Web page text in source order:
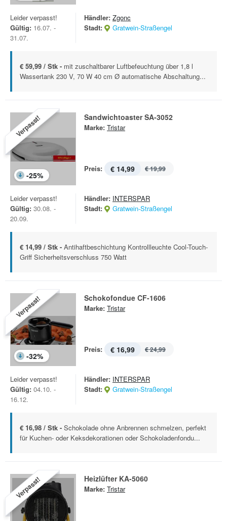
Leider verpasst!
Gültig: 16.07. -
31.07.
Händler: Zgonc
Stadt:
Gratwein-Straßengel
€ 59,99 / Stk - mit zuschaltbarer Luftbefeuchtung über 1,8 l
Wassertank 230 V, 70 W 40 cm Ø automatische Abschaltung...
Verpasst!
-25%
Sandwichtoaster SA-3052
Marke: Tristar
Preis: € 14,99 € 19,99
Leider verpasst!
Gültig: 30.08. -
20.09.
Händler: INTERSPAR
Stadt:
Gratwein-Straßengel
€ 14,99 / Stk - Antihaftbeschichtung Kontrollleuchte Cool-Touch-
Griff Sicherheitsverschluss 750 Watt
Verpasst!
-32%
Schokofondue CF-1606
Marke: Tristar
Preis: € 16,99 € 24,99
Leider verpasst!
Gültig: 04.10. -
16.12.
Händler: INTERSPAR
Stadt:
Gratwein-Straßengel
€ 16,98 / Stk - Schokolade ohne Anbrennen schmelzen, perfekt
für Kuchen- oder Keksdekorationen oder Schokoladenfondu...
Verpasst! Heizlüfter KA-5060
Marke: Tristar